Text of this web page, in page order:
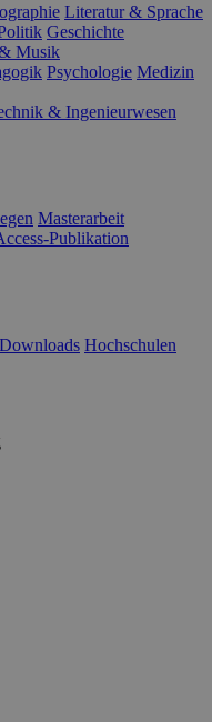
Literatur & Sprache
Geschichte
Musik
Psychologie Medizin
& Ingenieurwesen
Masterarbeit
Publikation
Downloads Hochschulen